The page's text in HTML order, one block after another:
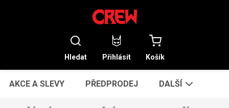
Hledat Přihlásit Košík
AKCE A SLEVY PŘEDPRODEJ DALŠÍ